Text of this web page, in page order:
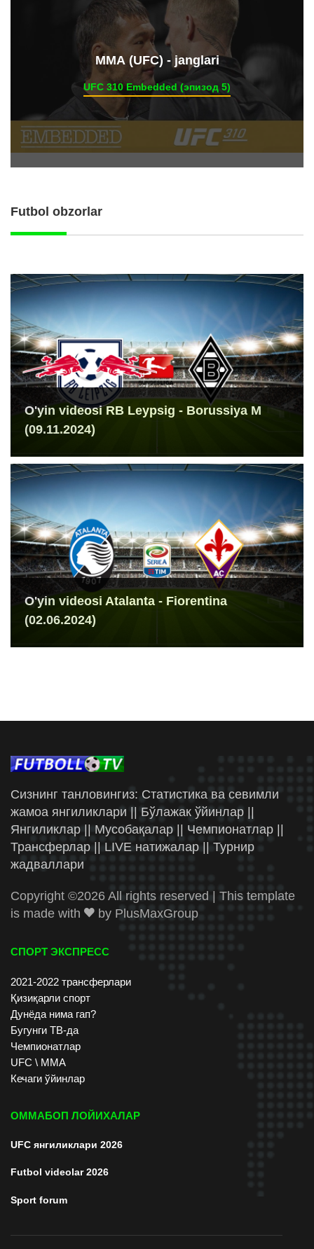
ММА (UFC) - janglari
UFC 310 Embedded (эпизод 5)
Futbol obzorlar
O'yin videosi RB Leypsig - Borussiya M
(09.11.2024)
O'yin videosi Atalanta - Fiorentina
(02.06.2024)
Сизнинг танловингиз: Статистика ва севимли
жамоа янгиликлари || Бўлажак ўйинлар ||
Янгиликлар || Мусобақалар || Чемпионатлар ||
Трансферлар || LIVE натижалар || Турнир
жадваллари
Copyright ©2026 All rights reserved | This template
is made with
by PlusMaxGroup
СПОРТ ЭКСПРЕСС
2021-2022 трансферлари
Қизиқарли спорт
Дунёда нима гап?
Бугунги ТВ-да
Чемпионатлар
UFC \ ММА
Кечаги ўйинлар
ОММАБОП ЛОЙИХАЛАР
UFC янгиликлари 2026
Futbol videolar 2026
Sport forum